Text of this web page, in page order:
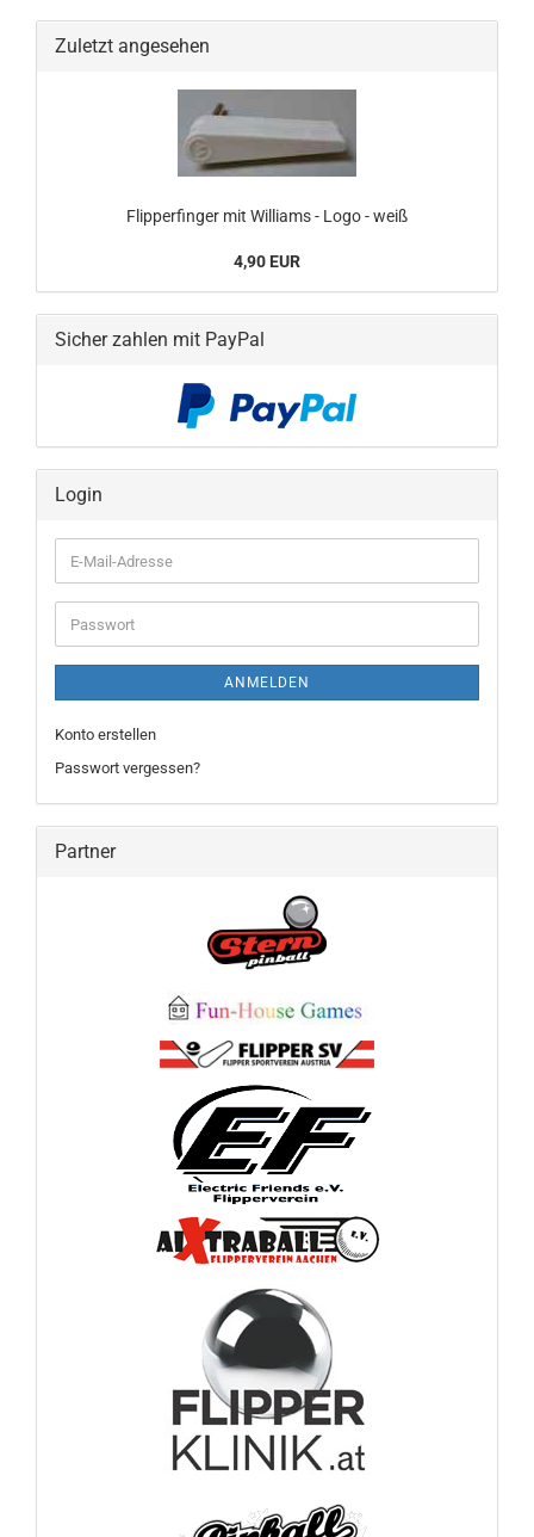
Zuletzt angesehen
Flipperfinger mit Williams - Logo - weiß
4,90 EUR
Sicher zahlen mit PayPal
Login
E-
Mail-
Adresse
Passwort
ANMELDEN
Konto erstellen
Passwort vergessen?
Partner